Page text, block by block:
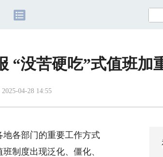
“没苦硬吃”式值班加
2025-04-28 14:55
各部门的重要工作方式
制度出现泛化、僵化、